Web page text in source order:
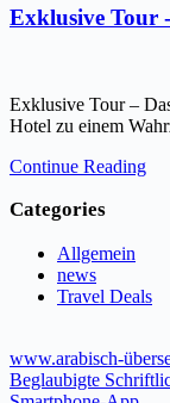
Exklusive Tour
Exklusive Tour –
Hotel zu einem
Continue Reading
Categories
Allgemein
news
Travel Deals
www.arabisch-
Beglaubigte